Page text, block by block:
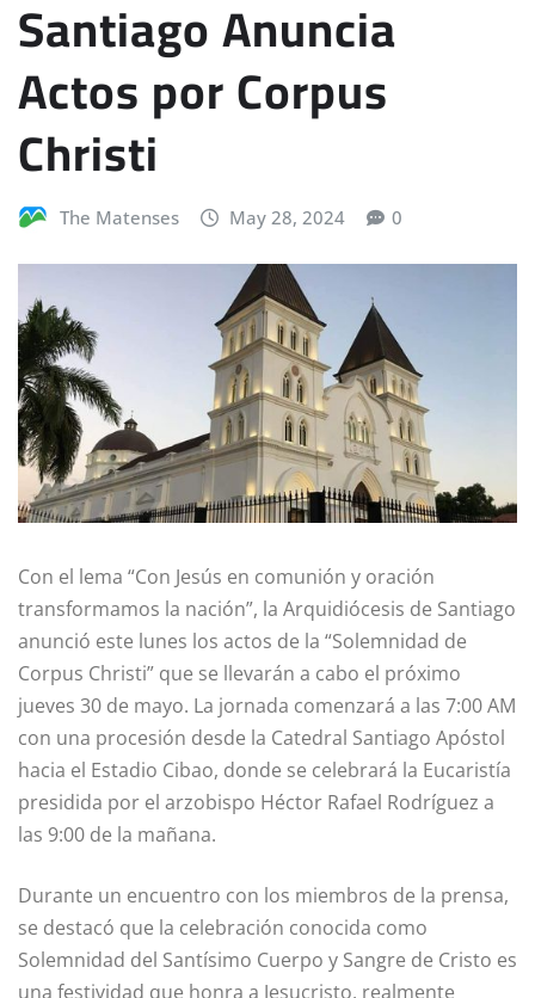
Santiago Anuncia
Actos por Corpus
Christi
The Matenses May 28, 2024 0
Con el lema “Con Jesús en comunión y oración
transformamos la nación”, la Arquidiócesis de Santiago
anunció este lunes los actos de la “Solemnidad de
Corpus Christi” que se llevarán a cabo el próximo
jueves 30 de mayo. La jornada comenzará a las 7:00 AM
con una procesión desde la Catedral Santiago Apóstol
hacia el Estadio Cibao, donde se celebrará la Eucaristía
presidida por el arzobispo Héctor Rafael Rodríguez a
las 9:00 de la mañana.
Durante un encuentro con los miembros de la prensa,
se destacó que la celebración conocida como
Solemnidad del Santísimo Cuerpo y Sangre de Cristo es
una festividad que honra a Jesucristo, realmente